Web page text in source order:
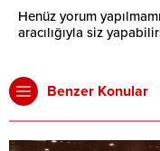
Henüz yorum
aracılığıyla siz
Benzer Konular